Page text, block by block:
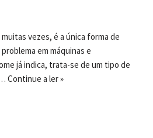
vezes, é a única forma de
em máquinas e
já indica, trata-se de um tipo de
Continue a ler »